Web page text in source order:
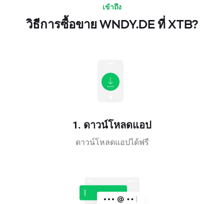
เข้าถึง
วิธีการซื้อขาย WNDY.DE ที่ XTB?
1. ดาวน์โหลดแอป
ดาวน์โหลดแอปได้ฟรี